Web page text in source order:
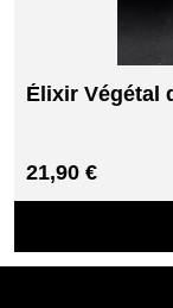
Élixir Végétal
21,90 €